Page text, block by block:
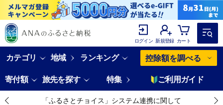
ログイン 新規登録 カート
カテゴリ 地域 ランキング 控除額を調べる
寄付額 旅先を探す 特集 ご利用ガイド
「ふるさとチョイス」システム連携に関して